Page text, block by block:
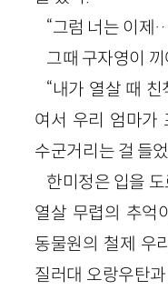
“그럼 너는 이
그때 구자영이
“내가 열살 때
여서 우리 엄마가
수군거리는 걸 들
한미정은 입을
열살 무렵의 추억
동물원의 철제 우
질러대 오랑우탄